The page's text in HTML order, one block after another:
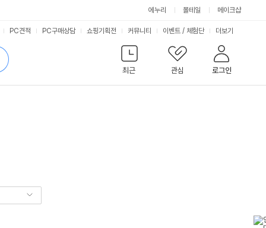
에누리 몰테일 메이크샵
최근
관심 로그인
PC견적 PC구매상담 쇼핑기획전 커뮤니티 이벤트 / 체험단 서
비
스
더보기